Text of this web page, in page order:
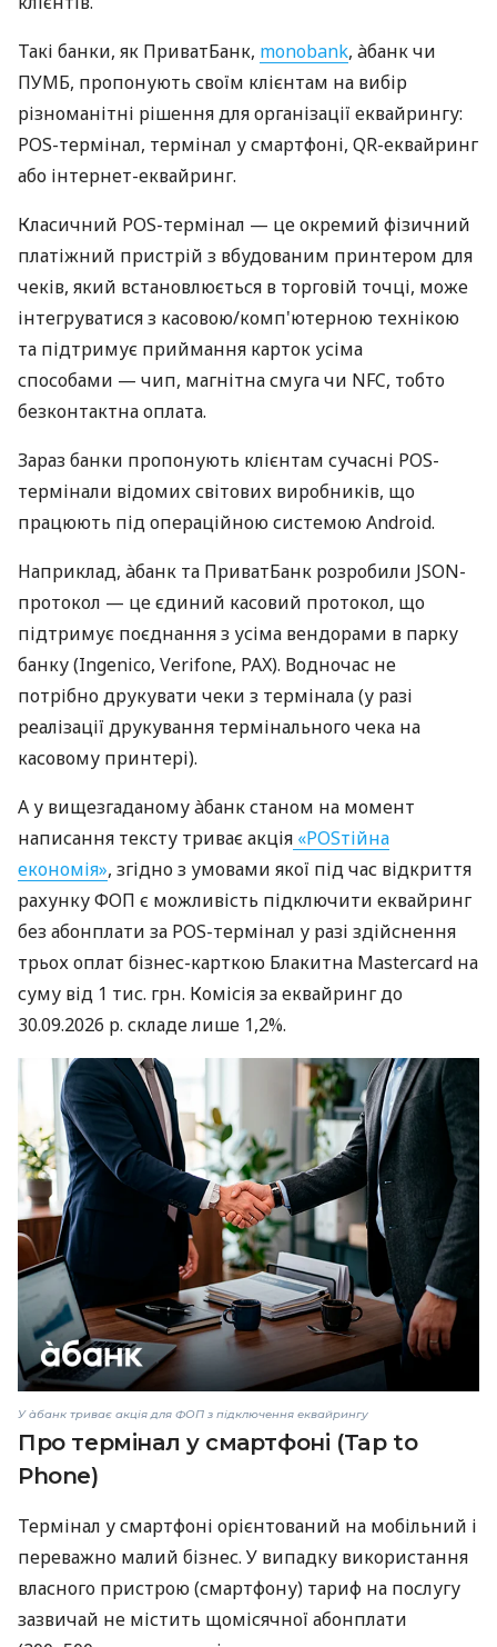
Такі банки, як ПриватБанк, monobank, àбанк чи
ПУМБ, пропонують своїм клієнтам на вибір
різноманітні рішення для організації еквайрингу:
POS-термінал, термінал у смартфоні, QR-еквайринг
або інтернет-еквайринг.
Класичний POS-термінал — це окремий фізичний
платіжний пристрій з вбудованим принтером для
чеків, який встановлюється в торговій точці, може
інтегруватися з касовою/комп'ютерною технікою
та підтримує приймання карток усіма
способами — чип, магнітна смуга чи NFC, тобто
безконтактна оплата.
Зараз банки пропонують клієнтам сучасні POS-
термінали відомих світових виробників, що
працюють під операційною системою Android.
Наприклад, àбанк та ПриватБанк розробили JSON-
протокол — це єдиний касовий протокол, що
підтримує поєднання з усіма вендорами в парку
банку (Ingenico, Verifone, PAX). Водночас не
потрібно друкувати чеки з термінала (у разі
реалізації друкування термінального чека на
касовому принтері).
А у вищезгаданому àбанк станом на момент
написання тексту триває акція «POSтійна
економія», згідно з умовами якої під час відкриття
рахунку ФОП є можливість підключити еквайринг
без абонплати за POS-термінал у разі здійснення
трьох оплат бізнес-карткою Блакитна Mastercard на
суму від 1 тис. грн. Комісія за еквайринг до
30.09.2026 р. складе лише 1,2%.
У àбанк триває акція для ФОП з підключення еквайрингу
Про термінал у смартфоні (Tap to
Phone)
Термінал у смартфоні орієнтований на мобільний і
переважно малий бізнес. У випадку використання
власного пристрою (смартфону) тариф на послугу
зазвичай не містить щомісячної абонплати